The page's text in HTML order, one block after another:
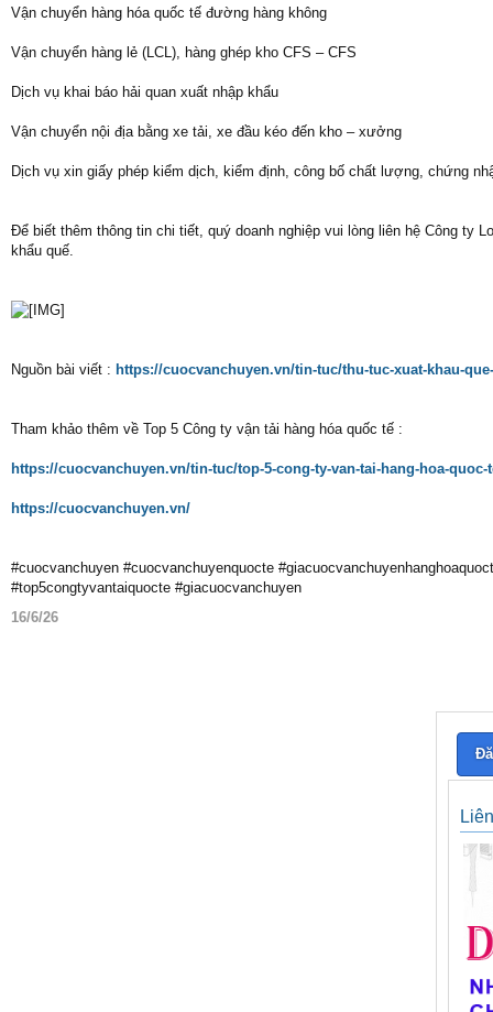
Vận chuyển hàng hóa quốc tế đường hàng không
Vận chuyển hàng lẻ (LCL), hàng ghép kho CFS – CFS
Dịch vụ khai báo hải quan xuất nhập khẩu
Vận chuyển nội địa bằng xe tải, xe đầu kéo đến kho – xưởng
Dịch vụ xin giấy phép kiểm dịch, kiểm định, công bố chất lượng, chứng
Để biết thêm thông tin chi tiết, quý doanh nghiệp vui lòng liên hệ Công
khẩu quế.
Nguồn bài viết : https://cuocvanchuyen.vn/tin-tuc/thu-tuc-xuat-khau-
Tham khảo thêm về Top 5 Công ty vận tải hàng hóa quốc tế :
https://cuocvanchuyen.vn/tin-tuc/top-5-cong-ty-van-tai-hang-hoa-
https://cuocvanchuyen.vn/
#cuocvanchuyen #cuocvanchuyenquocte
#top5congtyvantaiquocte #giacuocvanchuyen
16/6/26